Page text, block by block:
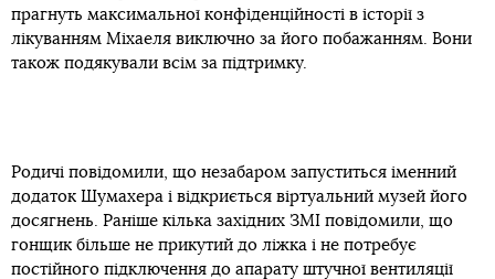
прагнуть максимальної конфіденційності в історії з
лікуванням Міхаеля виключно за його побажанням. Вони
також подякували всім за підтримку.
Родичі повідомили, що незабаром запуститься іменний
додаток Шумахера і відкриється віртуальний музей його
досягнень. Раніше кілька західних ЗМІ повідомили, що
гонщик більше не прикутий до ліжка і не потребує
постійного підключення до апарату штучної вентиляції